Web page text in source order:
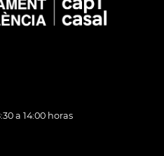
a 14:00 horas